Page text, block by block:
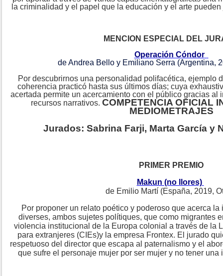
la criminalidad y el papel que la educación y el arte
MENCION ESPECIAL DEL
Operación Cóndor
de Andrea Bello y Emiliano Serra (Argentina,
Por descubrirnos una personalidad polifacética, ejemplo
coherencia practicó hasta sus últimos días; cuya
acertada permite un acercamiento con el público gracias al
recursos narrativos. COMPETENCIA OFICIAL
MEDIOMETRAJES
Jurados: Sabrina Farji, Marta García y
PRIMER PREMIO
Makun (no llores)
de Emilio Martí (España, 2019,
Por proponer un relato poético y poderoso que acerca
diverses, ambos sujetes polítiques, que como migrantes
violencia institucional de la Europa colonial a través de la
para extranjeres (CIEs)y la empresa Frontex. El jurado
respetuoso del director que escapa al paternalismo y el
que sufre el personaje mujer por ser mujer y no tener